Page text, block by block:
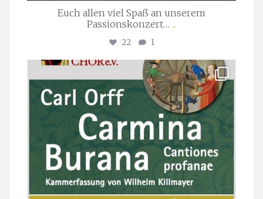
Euch allen viel Spaß an unserem
Passionskonzert… ...
22 1
stuttgarter_oratorienchor
Juli 22